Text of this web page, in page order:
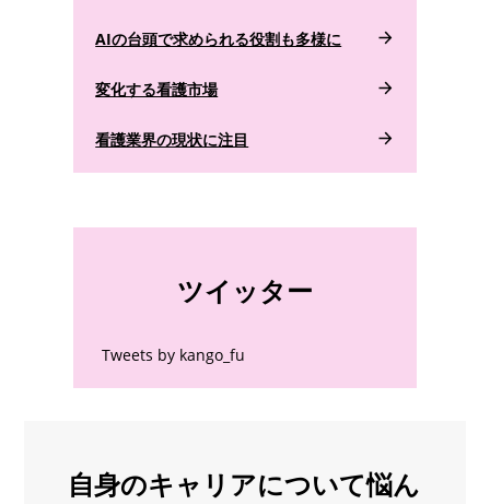
AIの台頭で求められる役割も多様に
変化する看護市場
看護業界の現状に注目
ツイッター
Tweets by kango_fu
自身のキャリアについて悩ん